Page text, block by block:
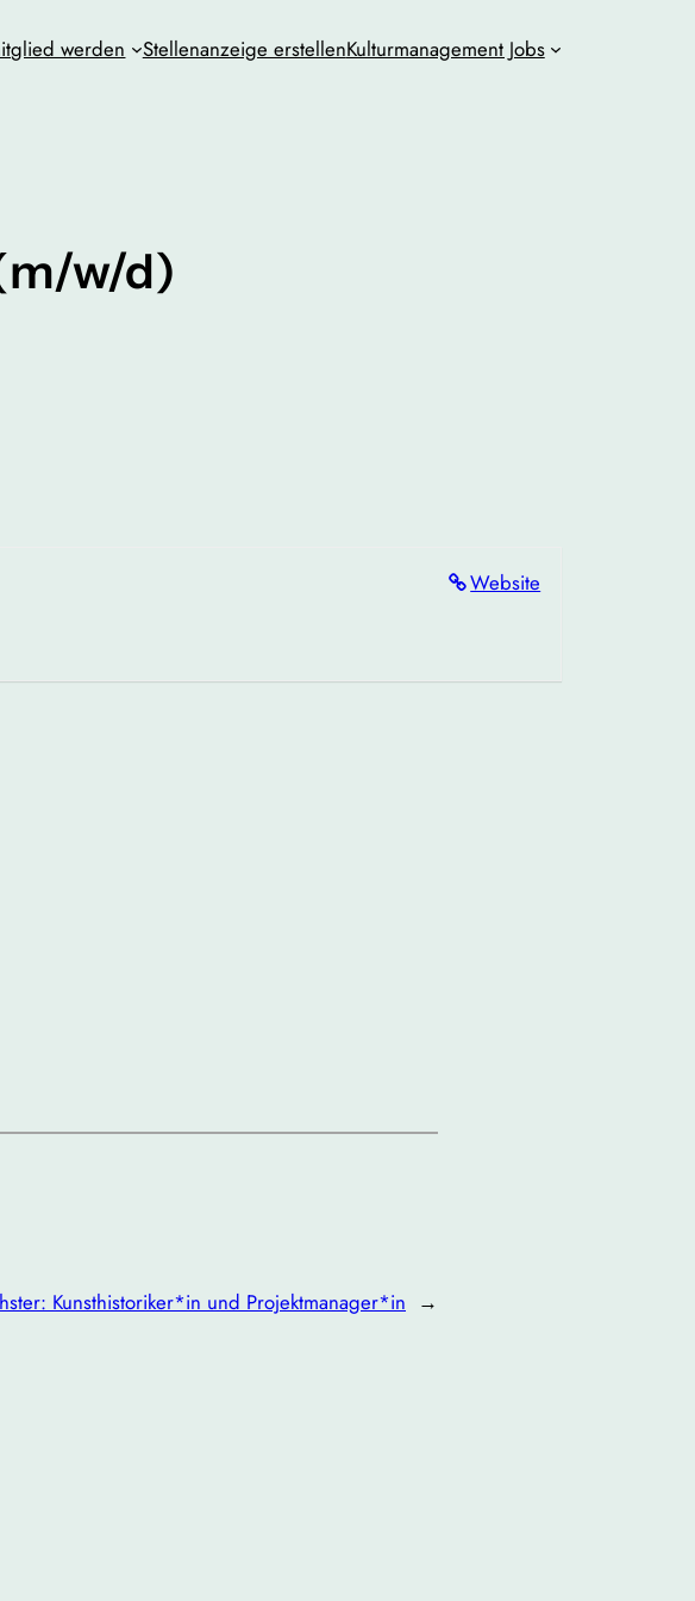
werden Stellenanzeige erstellenKulturmanagement Jobs
w/d)
Website
Kunsthistoriker*in und Projektmanager*in →